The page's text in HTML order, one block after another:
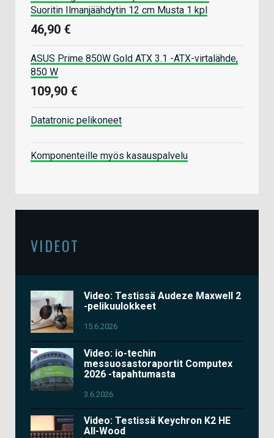
Suoritin Ilmanjäähdytin 12 cm Musta 1 kpl
46,90 €
ASUS Prime 850W Gold ATX 3.1 -ATX-virtalähde,
850 W
109,90 €
Datatronic pelikoneet
Komponenteille myös kasauspalvelu
VIDEOT
Video: Testissä Audeze Maxwell 2
-pelikuulokkeet
15.6.2026
Video: io-techin
messuosastoraportit Computex
2026 -tapahtumasta
3.6.2026
Video: Testissä Keychron K2 HE
All-Wood